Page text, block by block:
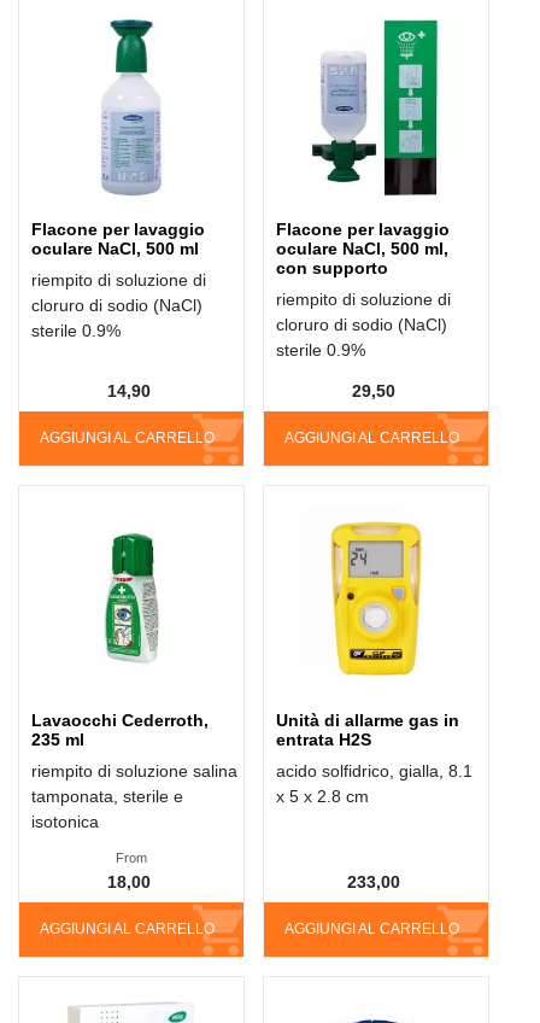
Flacone per lavaggio
oculare NaCl, 500 ml
riempito di soluzione di
cloruro di sodio (NaCl)
sterile 0.9%
AGGIUNGI AL CARRELLO
14,90
Flacone per lavaggio
oculare NaCl, 500 ml,
con supporto
riempito di soluzione di
cloruro di sodio (NaCl)
sterile 0.9%
AGGIUNGI AL CARRELLO
29,50
Lavaocchi Cederroth,
235 ml
riempito di soluzione salina
tamponata, sterile e
isotonica
AGGIUNGI AL CARRELLO
From
18,00
Unità di allarme gas in
entrata H2S
acido solfidrico, gialla, 8.1
x 5 x 2.8 cm
AGGIUNGI AL CARRELLO
233,00